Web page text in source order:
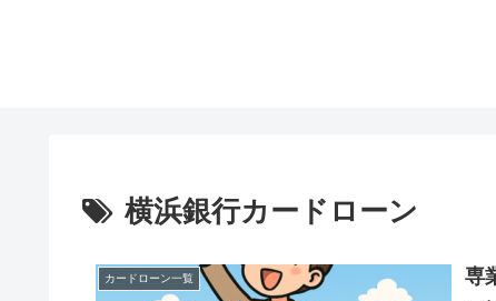
横浜銀行カードローン
カードローン一覧
専